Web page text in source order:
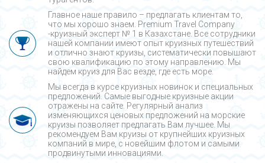
Главное наше правило – предлагать клиентам то,
что мы хорошо знаем. Premium Travel Company
-круизный эксперт № 1 в Казахстане. Все сотрудники
нашей компании имеют опыт круизных путешествий
и отлично знают круизы, систематически повышают
свою квалификацию по этому направлению. Мы
найдем круиз для Вас везде, где есть море.
Мы всегда в курсе круизных новинок и специальных
предложений. Самые выгодные круизные акции
отражены на сайте. Регулярный анализ
изменяющихся ценовых предложений на морские
круизы позволяет предлагать Вам лучшее. Мы
рекомендуем Вам круизы от крупнейших круизных
компаний в мире, с новейшим флотом и самыми
продвинутыми инновациями.